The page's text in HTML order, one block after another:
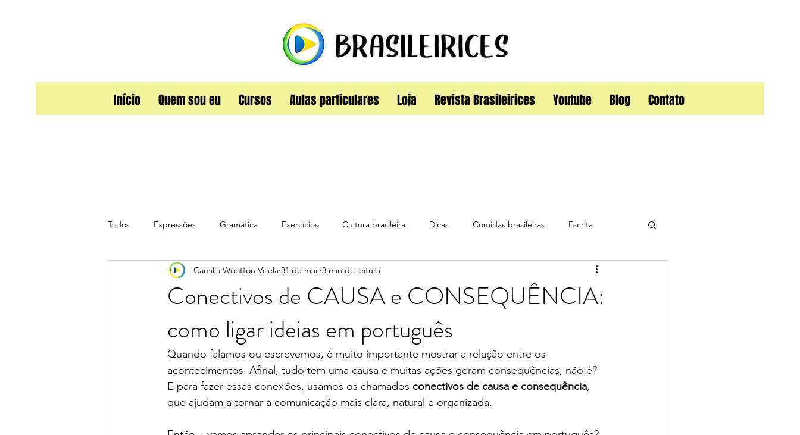
Início Quem sou eu Cursos Aulas particulares Loja Revista Brasileirices Youtube Blog Contato
Todos Expressões Gramática Exercícios Cultura brasileira Dicas Comidas brasileiras Escrita
Pronúncia Verbos que causam confusão
Conectivos de CAUSA e CONSEQUÊNCIA:
como ligar ideias em português
Camilla Wootton Villela 31 de mai. 3 min de leitura
Quando falamos ou escrevemos, é muito importante mostrar a relação entre os
acontecimentos. Afinal, tudo tem uma causa e muitas ações geram consequências, não é?
E para fazer essas conexões, usamos os chamados conectivos de causa e consequência,
que ajudam a tornar a comunicação mais clara, natural e organizada.